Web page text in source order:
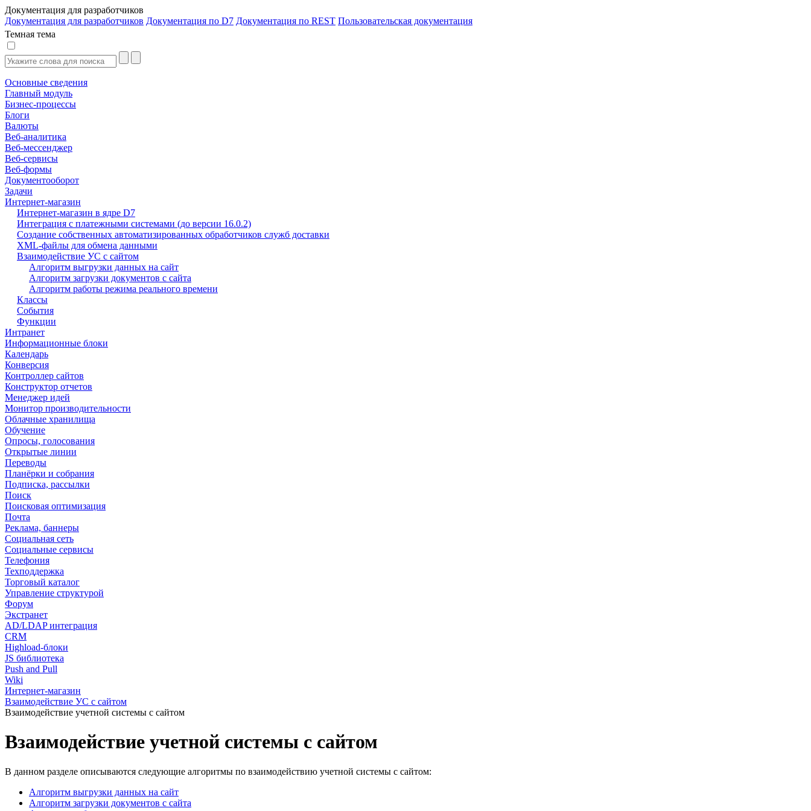
Документация для разработчиков
Документация для разработчиков Документация по D7 Документация по REST Пользовательская документация
Темная тема
Основные сведения
Главный модуль
Бизнес-процессы
Блоги
Валюты
Веб-аналитика
Веб-мессенджер
Веб-сервисы
Веб-формы
Документооборот
Задачи
Интернет-магазин
Интернет-магазин в ядре D7
Интеграция с платежными системами (до версии 16.0.2)
Создание собственных автоматизированных обработчиков служб доставки
XML-файлы для обмена данными
Взаимодействие УС с сайтом
Алгоритм выгрузки данных на сайт
Алгоритм загрузки документов с сайта
Алгоритм работы режима реального времени
Классы
События
Функции
Интранет
Информационные блоки
Календарь
Конверсия
Контроллер сайтов
Конструктор отчетов
Менеджер идей
Монитор производительности
Облачные хранилища
Обучение
Опросы, голосования
Открытые линии
Переводы
Планёрки и собрания
Подписка, рассылки
Поиск
Поисковая оптимизация
Почта
Реклама, баннеры
Социальная сеть
Социальные сервисы
Телефония
Техподдержка
Торговый каталог
Управление структурой
Форум
Экстранет
AD/LDAP интеграция
CRM
Highload-блоки
JS библиотека
Push and Pull
Wiki
Интернет-магазин
Взаимодействие УС с сайтом
Взаимодействие учетной системы с сайтом
Взаимодействие учетной системы с сайтом
В данном разделе описываются следующие алгоритмы по взаимодействию учетной системы с сайтом:
Алгоритм выгрузки данных на сайт
Алгоритм загрузки документов с сайта